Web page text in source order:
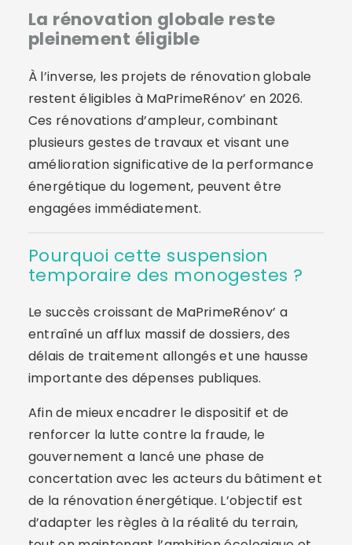
La rénovation globale reste
pleinement éligible
À l’inverse, les projets de rénovation globale
restent éligibles à MaPrimeRénov’ en 2026.
Ces rénovations d’ampleur, combinant
plusieurs gestes de travaux et visant une
amélioration significative de la performance
énergétique du logement, peuvent être
engagées immédiatement.
Pourquoi cette suspension
temporaire des monogestes ?
Le succès croissant de MaPrimeRénov’ a
entraîné un afflux massif de dossiers, des
délais de traitement allongés et une hausse
importante des dépenses publiques.
Afin de mieux encadrer le dispositif et de
renforcer la lutte contre la fraude, le
gouvernement a lancé une phase de
concertation avec les acteurs du bâtiment et
de la rénovation énergétique. L’objectif est
d’adapter les règles à la réalité du terrain,